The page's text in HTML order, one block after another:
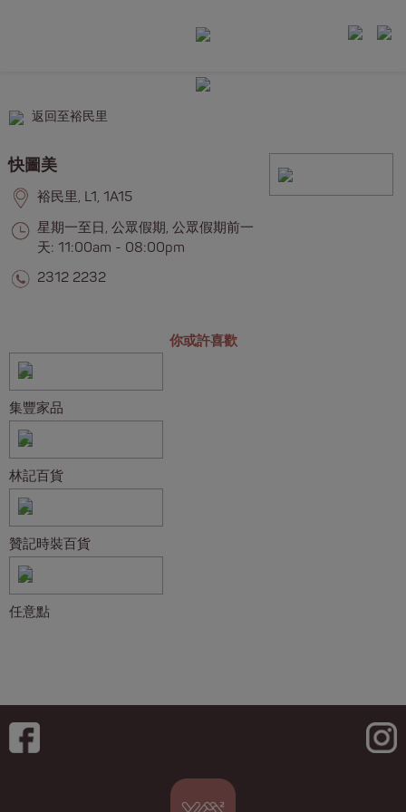
返回至裕民里
快圖美
裕民里, L1, 1A15
星期一至日, 公眾假期, 公眾假期前一
天: 11:00am - 08:00pm
2312 2232
你或許喜歡
集豐家品
林記百貨
贊記時裝百貨
任意點